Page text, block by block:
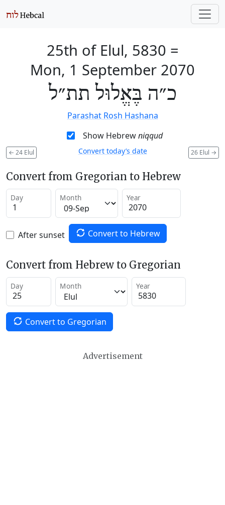
25th of Elul, 5830 =
Mon, 1 September 2070
כ״ה בֶּאֱלוּל תת״ל
Parashat Rosh Hashana
Show Hebrewniqqud
← 24 Elul 26 Elul →
Convert today’s date
Convert from Gregorian to Hebrew
Day Month Year
After sunset Convert to Hebrew
Convert from Hebrew to Gregorian
Day Month Year
Convert to Gregorian
Advertisement